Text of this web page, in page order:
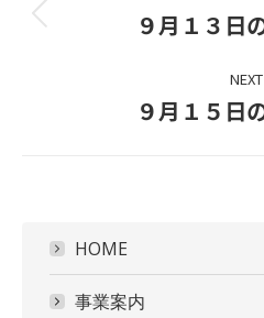
navigation
９月１３日
NEXT
９月１５日
HOME
事業案内